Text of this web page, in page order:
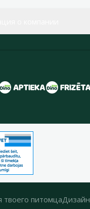
питомцаДизайн